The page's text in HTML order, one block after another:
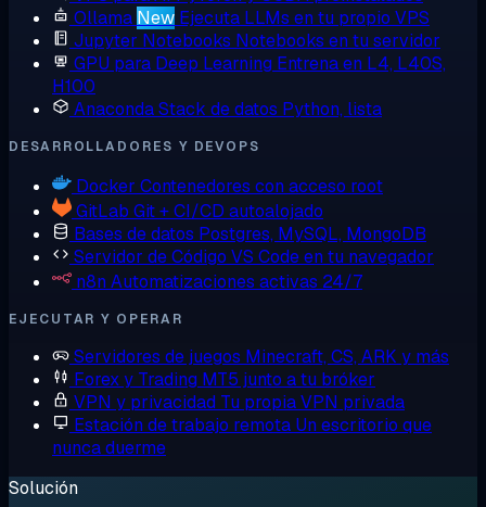
Ollama New Ejecuta LLMs en tu propio VPS
Jupyter Notebooks Notebooks en tu servidor
GPU para Deep Learning Entrena en L4, L40S,
H100
AnacondaStack de datos Python, lista
DESARROLLADORES Y DEVOPS
Docker Contenedores con acceso root
GitLab Git + CI/CD autoalojado
Bases de datos Postgres, MySQL, MongoDB
Servidor de Código VS Code en tu navegador
n8n Automatizaciones activas 24/7
EJECUTAR Y OPERAR
Servidores de juegos Minecraft, CS, ARK y más
Forex y Trading MT5 junto a tu bróker
VPN y privacidad Tu propia VPN privada
Estación de trabajo remota Un escritorio que
nunca duerme
Solución